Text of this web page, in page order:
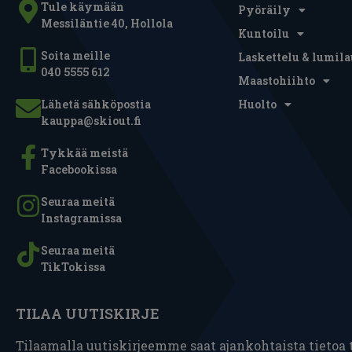
Tule käymään
Messiläntie 40, Hollola
Soita meille
040 5555 612
Lähetä sähköpostia
kauppa@skiout.fi
Tykkää meistä
Facebookissa
Seuraa meitä
Instagramissa
Seuraa meitä
TikTokissa
Pyöräily
Kuntoilu
Laskettelu &
Maastohiihto
Huolto
TILAA UUTISKIRJE
Tilaamalla uutiskirjeemme saat ajankohtaista tietoa